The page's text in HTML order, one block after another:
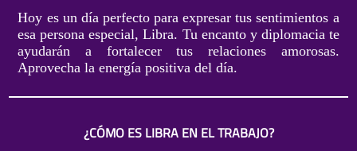
Hoy es un día perfecto para expresar tus sentimientos a
esa persona especial, Libra. Tu encanto y diplomacia te
ayudarán a fortalecer tus relaciones amorosas.
Aprovecha la energía positiva del día.
¿CÓMO ES LIBRA EN EL TRABAJO?